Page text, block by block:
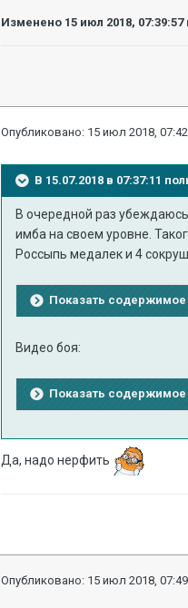
Изменено 15 июл 2018, 07:39:57
Опубликовано: 15 июл 2018,
В 15.07.2018 в 07:37:11
В очередной раз
имба на своем уровне.
Россыпь медалек и 4
Показать содержимое
Видео боя:
Показать содержимое
Да, надо нерфить
Опубликовано: 15 июл 2018,